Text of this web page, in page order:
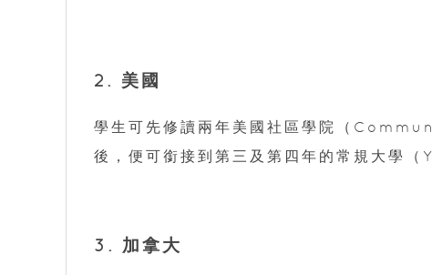
2. 美國
學生可先修讀兩年美國社區學院（
後，便可銜接到第三及第四年的常規大
3. 加拿大